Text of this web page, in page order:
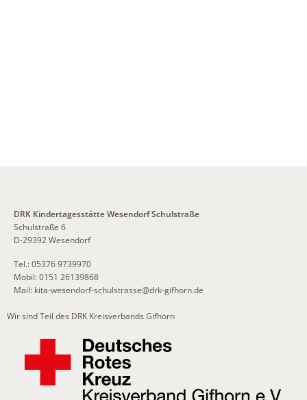
DRK Kindertagesstätte Wesendorf Schulstraße
Schulstraße 6
D-29392 Wesendorf
Tel.: 05376 9739970
Mobil: 0151 26139868
Mail: kita-wesendorf-schulstrasse@drk-gifhorn.de
Wir sind Teil des DRK Kreisverbands Gifhorn